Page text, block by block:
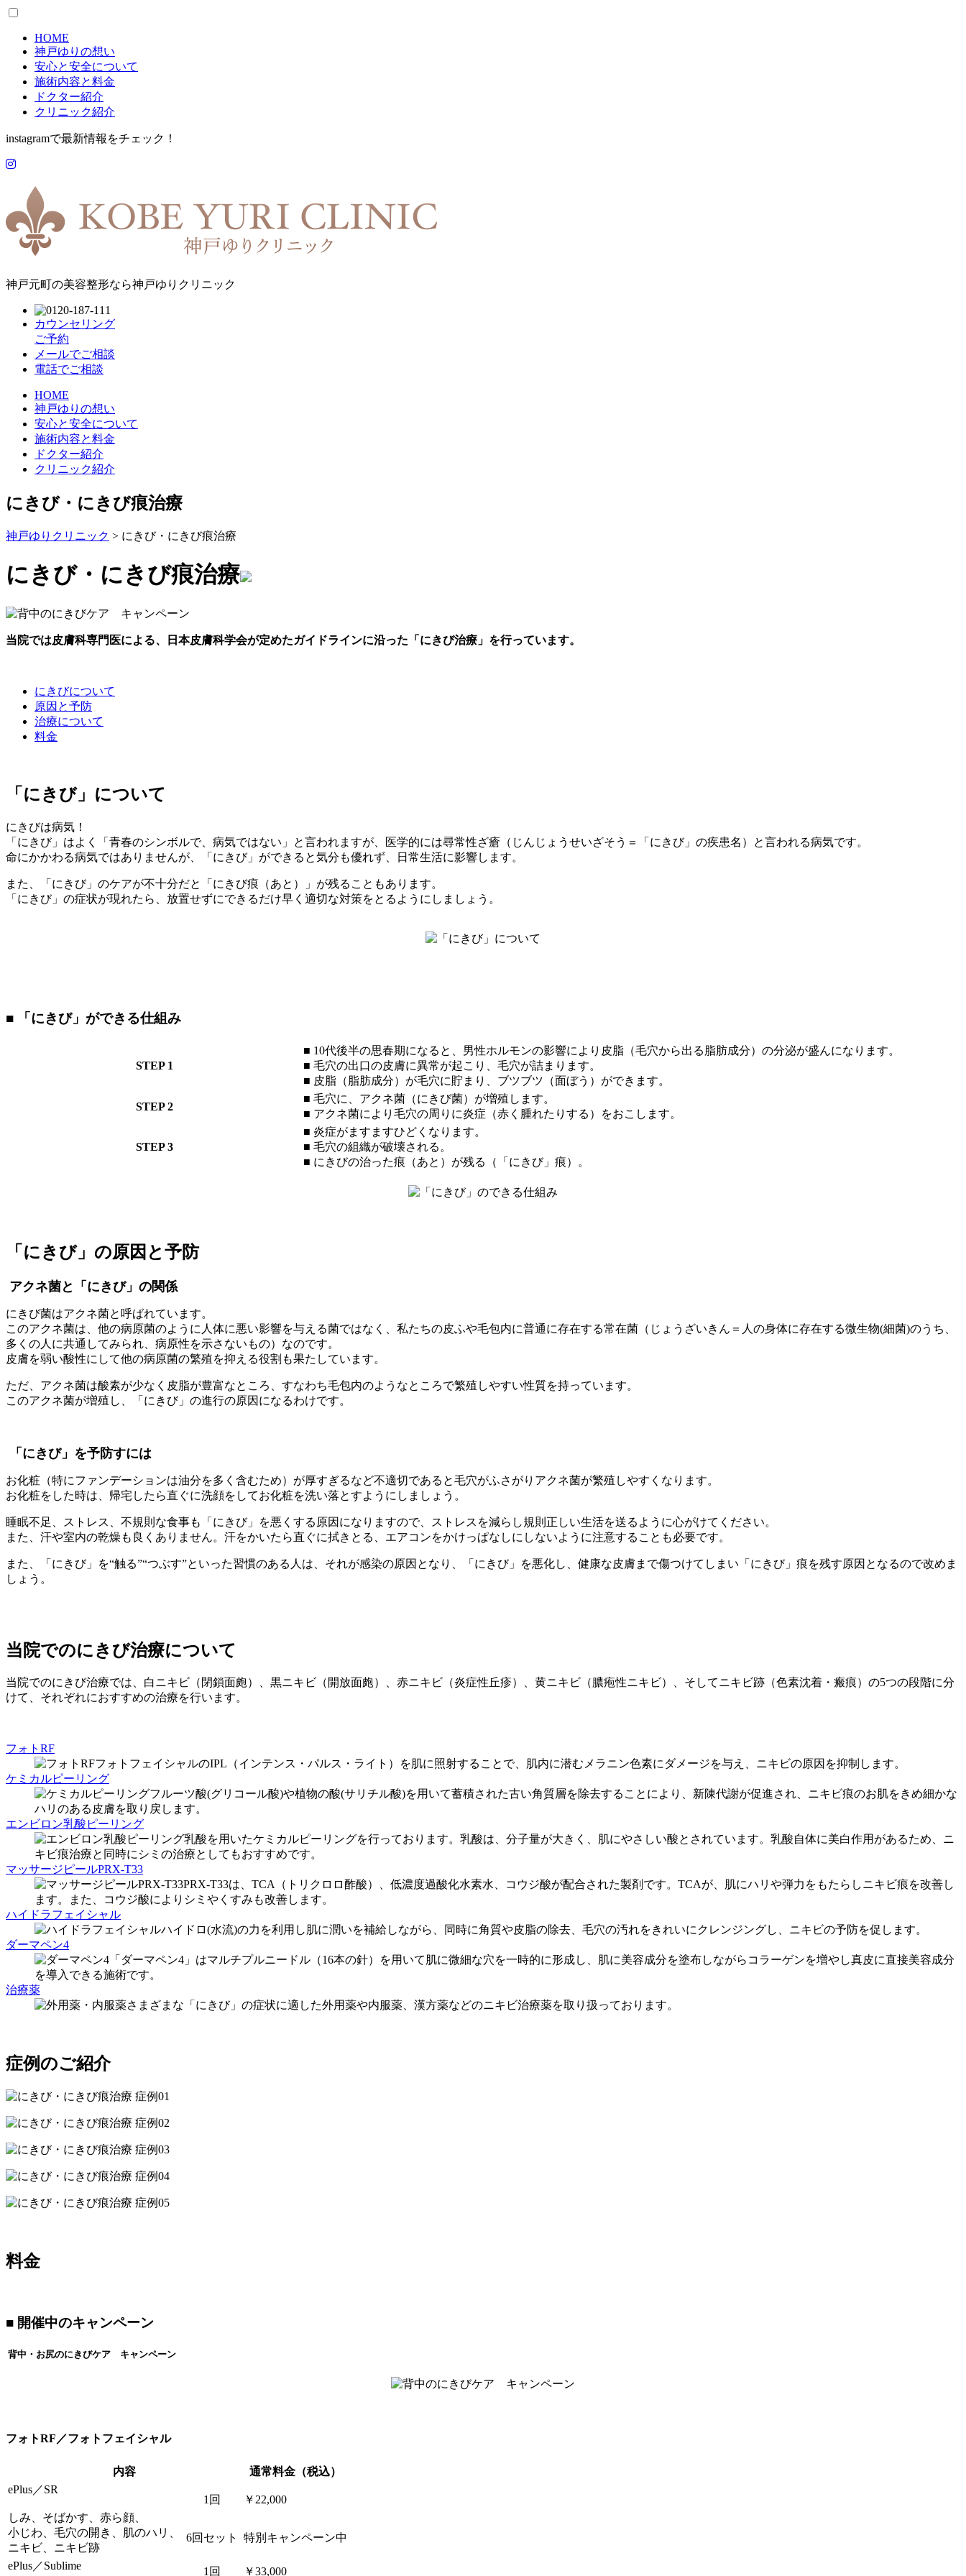
HOME
神戸ゆりの想い
安心と安全について
施術内容と料金
ドクター紹介
クリニック紹介
instagramで最新情報をチェック！
神戸元町の美容整形なら神戸ゆりクリニック
カウンセリング
ご予約
メールでご相談
電話でご相談
HOME
神戸ゆりの想い
安心と安全について
施術内容と料金
ドクター紹介
クリニック紹介
にきび・にきび痕治療
神戸ゆりクリニック > にきび・にきび痕治療
にきび・にきび痕治療
当院では皮膚科専門医による、日本皮膚科学会が定めたガイドラインに沿った「にきび治療」を行っています。
にきびについて
原因と予防
治療について
料金
「にきび」について
にきびは病気！
「にきび」はよく「青春のシンボルで、病気ではない」と言われますが、医学的には尋常性ざ瘡（じんじょうせいざそう＝「にきび」の疾患名）と言われる病気です。
命にかかわる病気ではありませんが、「にきび」ができると気分も優れず、日常生活に影響します。
また、「にきび」のケアが不十分だと「にきび痕（あと）」が残ることもあります。
「にきび」の症状が現れたら、放置せずにできるだけ早く適切な対策をとるようにしましょう。
■ 「にきび」ができる仕組み
STEP 1
■ 10代後半の思春期になると、男性ホルモンの影響により皮脂（毛穴から出る脂肪成分）の分泌が盛んになります。
■ 毛穴の出口の皮膚に異常が起こり、毛穴が詰まります。
■ 皮脂（脂肪成分）が毛穴に貯まり、ブツブツ（面ぼう）ができます。
STEP 2
■ 毛穴に、アクネ菌（にきび菌）が増殖します。
■ アクネ菌により毛穴の周りに炎症（赤く腫れたりする）をおこします。
STEP 3
■ 炎症がますますひどくなります。
■ 毛穴の組織が破壊される。
■ にきびの治った痕（あと）が残る（「にきび」痕）。
「にきび」の原因と予防
アクネ菌と「にきび」の関係
にきび菌はアクネ菌と呼ばれています。
このアクネ菌は、他の病原菌のように人体に悪い影響を与える菌ではなく、私たちの皮ふや毛包内に普通に存在する常在菌（じょうざいきん＝人の身体に存在する微生物(細菌)のうち、
多くの人に共通してみられ、病原性を示さないもの）なのです。
皮膚を弱い酸性にして他の病原菌の繁殖を抑える役割も果たしています。
ただ、アクネ菌は酸素が少なく皮脂が豊富なところ、すなわち毛包内のようなところで繁殖しやすい性質を持っています。
このアクネ菌が増殖し、「にきび」の進行の原因になるわけです。
「にきび」を予防すには
お化粧（特にファンデーションは油分を多く含むため）が厚すぎるなど不適切であると毛穴がふさがりアクネ菌が繁殖しやすくなります。
お化粧をした時は、帰宅したら直ぐに洗顔をしてお化粧を洗い落とすようにしましょう。
睡眠不足、ストレス、不規則な食事も「にきび」を悪くする原因になりますので、ストレスを減らし規則正しい生活を送るように心がけてください。
また、汗や室内の乾燥も良くありません。汗をかいたら直ぐに拭きとる、エアコンをかけっぱなしにしないように注意することも必要です。
また、「にきび」を“触る”“つぶす”といった習慣のある人は、それが感染の原因となり、「にきび」を悪化し、健康な皮膚まで傷つけてしまい「にきび」痕を残す原因となるので改めま
しょう。
当院でのにきび治療について
当院でのにきび治療では、白ニキビ（閉鎖面皰）、黒ニキビ（開放面皰）、赤ニキビ（炎症性丘疹）、黄ニキビ（膿疱性ニキビ）、そしてニキビ跡（色素沈着・瘢痕）の5つの段階に分
けて、それぞれにおすすめの治療を行います。
フォトRF
フォトフェイシャルのIPL（インテンス・パルス・ライト）を肌に照射することで、肌内に潜むメラニン色素にダメージを与え、ニキビの原因を抑制します。
ケミカルピーリング
フルーツ酸(グリコール酸)や植物の酸(サリチル酸)を用いて蓄積された古い角質層を除去することにより、新陳代謝が促進され、ニキビ痕のお肌をきめ細かな
ハリのある皮膚を取り戻します。
エンビロン乳酸ピーリング
乳酸を用いたケミカルピーリングを行っております。乳酸は、分子量が大きく、肌にやさしい酸とされています。乳酸自体に美白作用があるため、ニ
キビ痕治療と同時にシミの治療としてもおすすめです。
マッサージピールPRX-T33
PRX-T33は、TCA（トリクロロ酢酸）、低濃度過酸化水素水、コウジ酸が配合された製剤です。TCAが、肌にハリや弾力をもたらしニキビ痕を改善し
ます。また、コウジ酸によりシミやくすみも改善します。
ハイドラフェイシャル
ハイドロ(水流)の力を利用し肌に潤いを補給しながら、同時に角質や皮脂の除去、毛穴の汚れをきれいにクレンジングし、ニキビの予防を促します。
ダーマペン4
「ダーマペン4」はマルチプルニードル（16本の針）を用いて肌に微細な穴を一時的に形成し、肌に美容成分を塗布しながらコラーゲンを増やし真皮に直接美容成分
を導入できる施術です。
治療薬
さまざまな「にきび」の症状に適した外用薬や内服薬、漢方薬などのニキビ治療薬を取り扱っております。
症例のご紹介
料金
■ 開催中のキャンペーン
背中・お尻のにきびケア キャンペーン
フォトRF／フォトフェイシャル
内容
通常料金（税込）
ePlus／SR
しみ、そばかす、赤ら顔、
小じわ、毛穴の開き、肌のハリ、
ニキビ、ニキビ跡
1回 ￥22,000
6回セット 特別キャンペーン中
ePlus／Sublime 1回 ￥33,000